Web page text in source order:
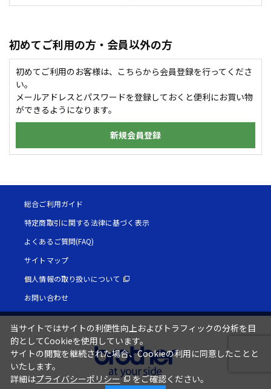
初めてご利用の方・会員以外の方
初めてご利用のお客様は、こちらから会員登録を行ってくださ
い。
メールアドレスとパスワードを登録しておくと便利にお買い物
ができるようになります。
新規会員登録
総合ご利用ガイド
特定商取引に関する法律に基づく表示
よくあるご質問(FAQ)
サイトマップ
個人情報の取り扱いについて
お問い合わせ
当サイトではサイトの利便性向上およびトラフィックの分析を目
的としてCookieを使用しています。
サイトの閲覧を継続された場合、Cookieの利用に同意したことと
いたします。
詳細はプライバシーポリシー をご確認ください。